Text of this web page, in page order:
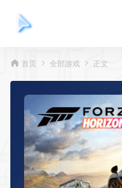
首页 全部游戏 正文